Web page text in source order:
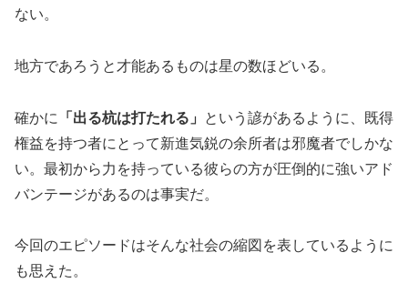
ない。
地方であろうと才能あるものは星の数ほどいる。
確かに 「出る杭は打たれる」
という諺があるように、既得
権益を持つ者にとって新進気鋭の余所者は邪魔者でしかな
い。最初から力を持っている彼らの方が圧倒的に強いアド
バンテージがあるのは事実だ。
今回のエピソードはそんな社会の縮図を表しているように
も思えた。